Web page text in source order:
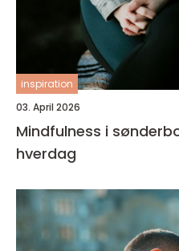
inspiration
03. April 2026
Mindfulness i
hverdag